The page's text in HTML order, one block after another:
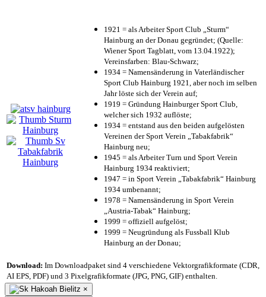
1921 = als Arbeiter Sport Club „Sturm“
Hainburg an der Donau gegründet; (Quelle:
Wiener Sport Tagblatt, vom 13.04.1922);
Vereinsfarben: Blau-Schwarz;
1934 = Namensänderung in Vaterländischer
Sport Club Hainburg 1921, aber noch im selben
Jahr löste sich der Verein auf;
1919 = Gründung Hainburger Sport Club,
welcher sich 1932 auflöste;
1934 = entstand aus den beiden aufgelösten
Vereinen der Sport Verein „Tabakfabrik“
Hainburg neu;
1945 = als Arbeiter Turn und Sport Verein
Hainburg 1934 reaktiviert;
1947 = in Sport Verein „Tabakfabrik“ Hainburg
1934 umbenannt;
1978 = Namensänderung in Sport Verein
„Austria-Tabak“ Hainburg;
1999 = offiziell aufgelöst;
1999 = Neugründung als Fussball Klub
Hainburg an der Donau;
Download: Im Downloadpaket sind 4 verschiedene Vektorgrafikformate (CDR,
AI EPS, PDF) und 3 Pixelgrafikformate (JPG, PNG, GIF) enthalten.
×